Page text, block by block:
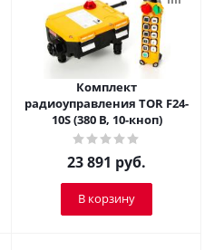
Комплект
радиоуправления TOR F24-
10S (380 В, 10-кноп)
23 891 руб.
В корзину